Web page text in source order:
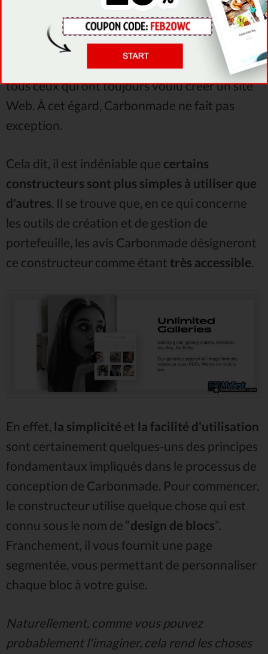
En d'autres termes, les constructeurs de sites
Web ont pris quelque chose qui était exclusif
développeurs, l'ont simplifié dans une
mesure impressionnante et l'ont présenté à
tous ceux qui ont toujours voulu créer un site
Web. À cet égard, Carbonmade ne fait pas
exception.
Cela dit, il est indéniable que certains
constructeurs sont plus simples à utiliser que
d'autres. Il se trouve que, en ce qui concerne
les outils de création et de gestion de
portefeuille, les avis Carbonmade désigneront
ce constructeur comme étant très accessible.
En effet, la simplicité et la facilité d'utilisation
sont certainement quelques-uns des principes
fondamentaux impliqués dans le processus de
conception de Carbonmade. Pour commencer,
le constructeur utilise quelque chose qui est
connu sous le nom de “design de blocs”.
Franchement, il vous fournit une page
segmentée, vous permettant de personnaliser
chaque bloc à votre guise.
Naturellement, comme vous pouvez
probablement l'imaginer, cela rend les choses